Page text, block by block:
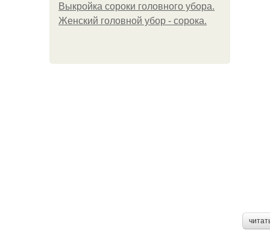
Выкройка сороки головного убора.
Женский головной убор - сорока.